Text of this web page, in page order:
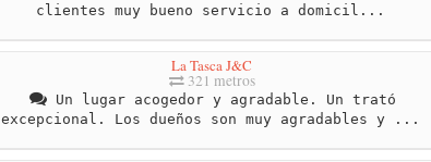
clientes muy bueno servicio a domicil...
La Tasca J&C
321 metros
Un lugar acogedor y agradable. Un trató
excepcional. Los dueños son muy agradables y ...